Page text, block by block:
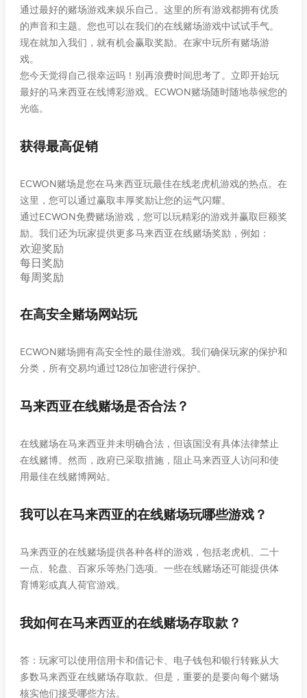
通过最好的赌场游戏来娱乐自己。这里的所有游戏都拥有优质
的声音和主题。您也可以在我们的在线赌场游戏中试试手气。
现在就加入我们，就有机会赢取奖励。在家中玩所有赌场游
戏。
您今天觉得自己很幸运吗！别再浪费时间思考了。立即开始玩
最好的马来西亚在线博彩游戏。ECWON赌场随时随地恭候您的
光临。
获得最高促销
ECWON赌场是您在马来西亚玩最佳在线老虎机游戏的热点。在
这里，您可以通过赢取丰厚奖励让您的运气闪耀。
通过ECWON免费赌场游戏，您可以玩精彩的游戏并赢取巨额奖
励。我们还为玩家提供更多马来西亚在线赌场奖励，例如：
欢迎奖励
每日奖励
每周奖励
在高安全赌场网站玩
ECWON赌场拥有高安全性的最佳游戏。我们确保玩家的保护和
分类，所有交易均通过128位加密进行保护。
马来西亚在线赌场是否合法？
在线赌场在马来西亚并未明确合法，但该国没有具体法律禁止
在线赌博。然而，政府已采取措施，阻止马来西亚人访问和使
用最佳在线赌博网站。
我可以在马来西亚的在线赌场玩哪些游戏？
马来西亚的在线赌场提供各种各样的游戏，包括老虎机、二十
一点、轮盘、百家乐等热门选项。一些在线赌场还可能提供体
育博彩或真人荷官游戏。
我如何在马来西亚的在线赌场存取款？
答：玩家可以使用信用卡和借记卡、电子钱包和银行转账从大
多数马来西亚在线赌场存取款。但是，重要的是要向每个赌场
核实他们接受哪些方法。